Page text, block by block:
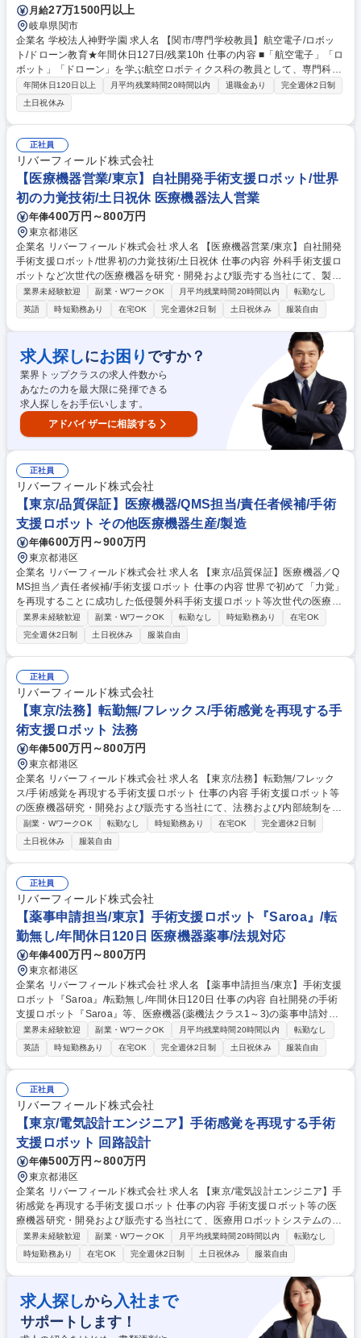
月給27万1500円以上
岐阜県関市
企業名 学校法人神野学園 求人名 【関市/専門学校教員】航空電子/ロボッ
ト/ドローン教育★年間休日127日/残業10h 仕事の内容 ■「航空電子」「ロ
ボット」「ドローン」を学ぶ航空ロボティクス科の教員として、専門科目
の教育、担任業務等をお任せします。経験を活かし、次世代のプロを育て
るやりがいある仕事になります。 【具体的な業務内容】 専門科目等の教
育への従事、担任業務、学生指導、学生募集活動、学科運営に関わる諸業
務を担当していただきます。【教育内容】本学科では、ロボットと航空の
両分野を学ぶことで、航空業界のみならず幅広い産業のロボティクス化に
対応できる人材を育成しています。教育を通じてその実現に貢献していた
だきます。★教育経験がなくても、ベテラン教員がサポートする体制が整
っているため安心です。 募集職種 【関市/専門学校教員】航空電子/ロボッ
ト/ドローン教育★年間休日127日/残業10h
年間休日120日以上 月平均残業時間20時間以内 退職金あり
完全週休2日制
土日祝休み
正社員
リバーフィールド株式会社
【医療機器営業/東京】自社開発手術支援ロボット/世界
初の力覚技術/土日祝休 医療機器法人営業
年俸400万円～800万円
東京都港区
企業名 リバーフィールド株式会社 求人名 【医療機器営業/東京】自社開発
手術支援ロボット/世界初の力覚技術/土日祝休 仕事の内容 外科手術支援ロ
ボットなど次世代の医療機器を研究・開発および販売する当社にて、製品
の新規提案から導入後のフォローまで一貫してご担当いただきます。 【具
体的には】 ■既存医療機関への訪問・関係構築■症例数拡大に向けた活用
提案 ■新規導入に向けた商談・デモ実施■学会展示での製品紹介および実
演 ■市場調査に基づく営業企画の立案 ◎現場の中核メンバーとして大きな
裁量を持って活躍可能です。将来的なチーム牽引も期待されており、事業
の急速な成長とともにご自身のスキルを高められる環境です。 募集職種
【医療機器営業/東京】自社開発手術支援ロボット/世界初の力覚技術/土日
祝休
業界未経験歓迎 副業・WワークOK 月平均残業時間20時間以内
転勤なし
英語
時短勤務あり 在宅OK 完全週休2日制 土日祝休み 服装自由
求人探しにお困り ですか？
業界トップクラスの求人件数から
あなたの力を最大限に発揮できる
求人探しをお手伝いします。
アドバイザーに相談する
正社員
リバーフィールド株式会社
【東京/品質保証】医療機器/QMS担当/責任者候補/手術
支援ロボット その他医療機器生産/製造
年俸600万円～900万円
東京都港区
企業名 リバーフィールド株式会社 求人名 【東京/品質保証】医療機器／Q
MS担当／責任者候補/手術支援ロボット 仕事の内容 世界で初めて「力覚」
を再現することに成功した低侵襲外科手術支援ロボット等次世代の医療機
器を研究/開発/販売する当社にて品質保証を担当。QMSの維持改善/監査対
応/出荷判定等を主導する責任者候補です。 ■QMS維持・改善や規程の整
備 ■内部・外部監査やサプライヤー監査対応 ■出荷判定や品質トラブル対
応、是正措置の立案 ■開発・製造部門と連携した品質リスクの対策推進
【仕事の魅力】少人数体制で裁量を持って業務推進が可能です。新製品開
発も活発で、将来的には欧米等の海外事業に携わる機会もあります。 募集
職種 【東京/品質保証】医療機器／QMS担当／責任者候補/手術支援ロボッ
ト
業界未経験歓迎 副業・WワークOK 転勤なし 時短勤務あり
在宅OK
完全週休2日制
土日祝休み 服装自由
正社員
リバーフィールド株式会社
【東京/法務】転勤無/フレックス/手術感覚を再現する手
術支援ロボット 法務
年俸500万円～800万円
東京都港区
企業名 リバーフィールド株式会社 求人名 【東京/法務】転勤無/フレック
ス/手術感覚を再現する手術支援ロボット 仕事の内容 手術支援ロボット等
の医療機器研究・開発および販売する当社にて、法務および内部統制をご
担当いただきます。事業拡大に伴い、契約法務やJ-SOX、コンプライアン
ス構築まで横断的に対応します。 ■各種契約書の作成・レビュー ■新規事
業の法的リスク整理 ■J-SOX内部統制の整備・運用 ■統制設計や評価の実
施 ■社内規程の整備や通報対応 ■取締役会業務と弁護士連携 【仕事の魅
力】法務や内部統制を横断し裁量を持って取り組めます。経営に近く仕組
みづくりから携わり、成果が事業成長に直結する環境です。 募集職種
【東京/法務】転勤無/フレックス/手術感覚を再現する手術支援ロボット
副業・WワークOK 転勤なし 時短勤務あり 在宅OK
完全週休2日制
土日祝休み
服装自由
正社員
リバーフィールド株式会社
【薬事申請担当/東京】手術支援ロボット『Saroa』/転
勤無し/年間休日120日 医療機器薬事/法規対応
年俸400万円～800万円
東京都港区
企業名 リバーフィールド株式会社 求人名 【薬事申請担当/東京】手術支援
ロボット『Saroa』/転勤無し/年間休日120日 仕事の内容 自社開発の手術
支援ロボット『Saroa』等、医療機器(薬機法クラス1～3)の薬事申請対応
をお任せいたします。PMDAとの折衝から申請書類の作成、業許可の維持
管理まで、製品が世に出るための重要ミッションです。 【国内薬事申請】
■PMDA及び第三者認証機関へ薬事申請するための文書作成及び変更管理
■薬事申請に関するPMDA及び第三者認証機関等との相談・照会・調査対
応 ■製造販売業、製造業、販売業、修理業の業態管理業務 ■国内及び海外
規制当局等からの法規制情報収集活動、動向調査 ■設計開発文書レビュー
【海外薬事申請】■海外規制当局への薬事申請書類の作成・申請・相談・
照会対応 募集職種 【薬事申請担当/東京】手術支援ロボット『Saroa』/転
勤無し/年間休日120日
業界未経験歓迎 副業・WワークOK 月平均残業時間20時間以内
転勤なし
英語
時短勤務あり 在宅OK 完全週休2日制 土日祝休み 服装自由
正社員
リバーフィールド株式会社
【東京/電気設計エンジニア】手術感覚を再現する手術
支援ロボット 回路設計
年俸500万円～800万円
東京都港区
企業名 リバーフィールド株式会社 求人名 【東京/電気設計エンジニア】手
術感覚を再現する手術支援ロボット 仕事の内容 手術支援ロボット等の医
療機器研究・開発および販売する当社にて、医療用ロボットシステムの電
気設計エンジニアをお任せします。 【具体的に】■手術支援ロボットの回
路設計業務■製品設計■仕様書及び報告書などドキュメント作成■試作■安
全試験 ■開発環境、ツール OrCAD、Visio、DraftSight、Solidworks 募集
職種 【東京/電気設計エンジニア】手術感覚を再現する手術支援ロボット
業界未経験歓迎 副業・WワークOK 月平均残業時間20時間以内
転勤なし
時短勤務あり
在宅OK 完全週休2日制 土日祝休み 服装自由
求人探しから 入社まで
サポートします！